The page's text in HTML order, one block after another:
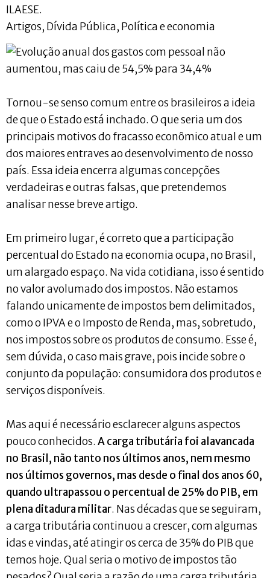
ILAESE.
Artigos, Dívida Pública, Política e economia
Tornou-se senso comum entre os brasileiros a ideia
de que o Estado está inchado. O que seria um dos
principais motivos do fracasso econômico atual e um
dos maiores entraves ao desenvolvimento de nosso
país. Essa ideia encerra algumas concepções
verdadeiras e outras falsas, que pretendemos
analisar nesse breve artigo.
Em primeiro lugar, é correto que a participação
percentual do Estado na economia ocupa, no Brasil,
um alargado espaço. Na vida cotidiana, isso é sentido
no valor avolumado dos impostos. Não estamos
falando unicamente de impostos bem delimitados,
como o IPVA e o Imposto de Renda, mas, sobretudo,
nos impostos sobre os produtos de consumo. Esse é,
sem dúvida, o caso mais grave, pois incide sobre o
conjunto da população: consumidora dos produtos e
serviços disponíveis.
Mas aqui é necessário esclarecer alguns aspectos
pouco conhecidos. A carga tributária foi alavancada
no Brasil, não tanto nos últimos anos, nem mesmo
nos últimos governos, mas desde o final dos anos 60,
quando ultrapassou o percentual de 25% do PIB, em
plena ditadura militar. Nas décadas que se seguiram,
a carga tributária continuou a crescer, com algumas
idas e vindas, até atingir os cerca de 35% do PIB que
temos hoje. Qual seria o motivo de impostos tão